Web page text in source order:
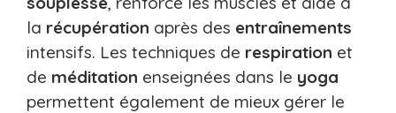
la récupération après des entraînements
intensifs. Les techniques de respiration et
de méditation enseignées dans le yoga
permettent également de mieux gérer le